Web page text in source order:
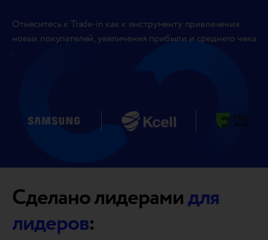
Отнеситесь к Trade-in как к инструменту привлечения
новых покупателей, увеличения прибыли и среднего чека
.
Сделано лидерамидля
лидеров: